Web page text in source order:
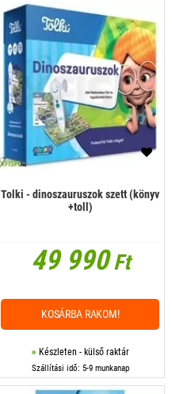
Tolki - dinoszauruszok szett (könyv
+toll)
49 990Ft
Készleten - külső raktár
Szállítási idő: 5-9 munkanap
KOSÁRBA RAKOM!